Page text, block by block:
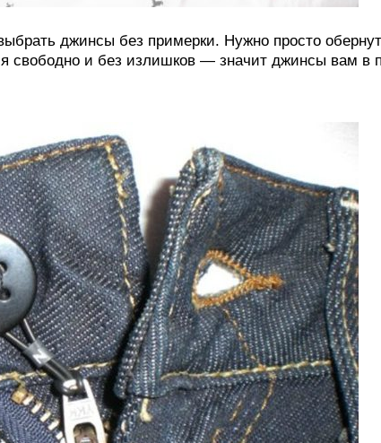
джинсы без примерки. Нужно просто
свободно и без излишков — значит джинсы вам в